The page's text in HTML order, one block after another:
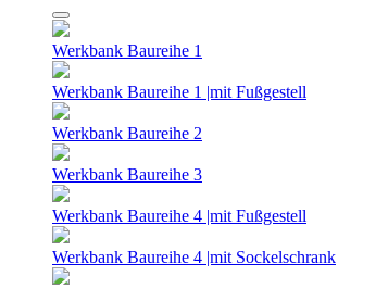
Werkbank Baureihe 1
Werkbank Baureihe 1 |mit Fußgestell
Werkbank Baureihe 2
Werkbank Baureihe 3
Werkbank Baureihe 4 |mit Fußgestell
Werkbank Baureihe 4 |mit Sockelschrank